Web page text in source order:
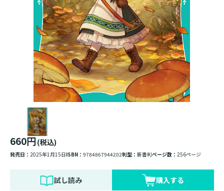
660円(税込)
発売日： 2025年1月15日ISBN： 9784867944202判型： 新書判ページ数： 256ページ
試し読み 購入する